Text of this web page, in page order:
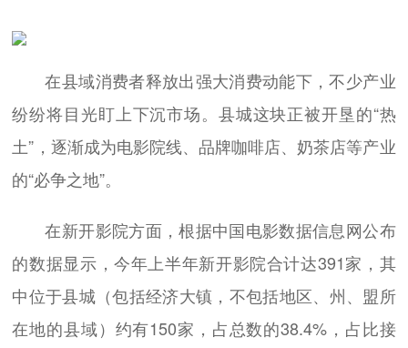
在县域消费者释放出强大消费动能下，不少产业
纷纷将目光盯上下沉市场。县城这块正被开垦的“热
土”，逐渐成为电影院线、品牌咖啡店、奶茶店等产业
的“必争之地”。
在新开影院方面，根据中国电影数据信息网公布
的数据显示，今年上半年新开影院合计达391家，其
中位于县城（包括经济大镇，不包括地区、州、盟所
在地的县域）约有150家，占总数的38.4%，占比接